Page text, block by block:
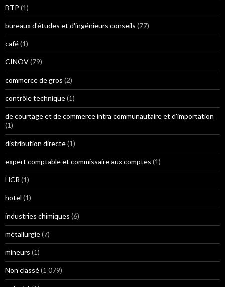
BTP (1)
bureaux d'études et d'ingénieurs conseils (77)
café(1)
CINOV(79)
commerce de gros (2)
contrôle technique(1)
de courtage et de commerce intra communautaire et d'importation
(1)
distribution directe(1)
expert comptable et commissaire aux comptes (1)
HCR (1)
hotel (1)
industries chimiques (6)
métallurgie(7)
mineurs (1)
Non classé(1 079)